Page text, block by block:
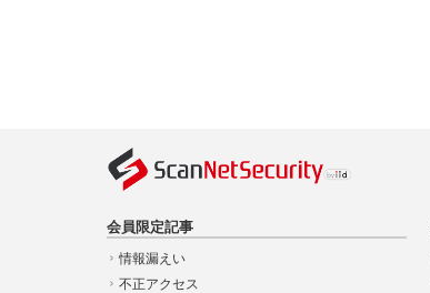
会員限定記事
情報漏えい
不正アクセス